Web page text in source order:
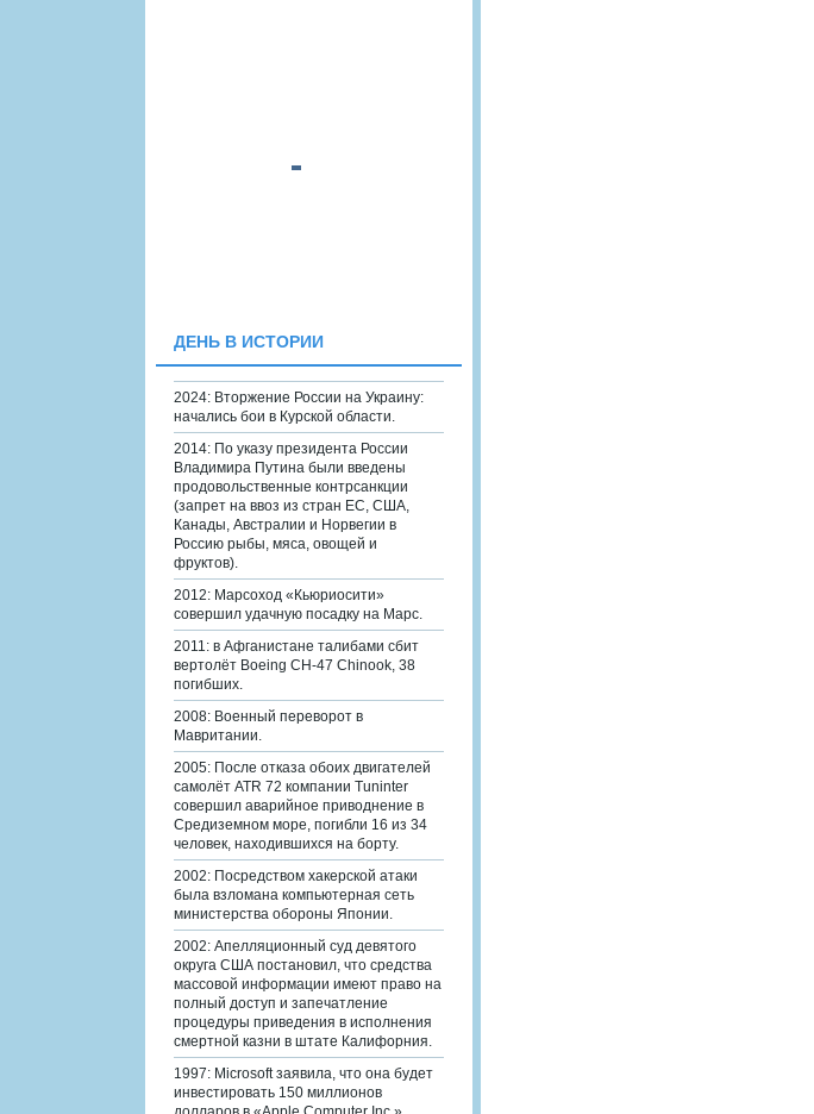
ДЕНЬ В ИСТОРИИ
2024: Вторжение России на Украину:
начались бои в Курской области.
2014: По указу президента России
Владимира Путина были введены
продовольственные контрсанкции
(запрет на ввоз из стран ЕС, США,
Канады, Австралии и Норвегии в
Россию рыбы, мяса, овощей и
фруктов).
2012: Марсоход «Кьюриосити»
совершил удачную посадку на Марс.
2011: в Афганистане талибами сбит
вертолёт Boeing CH-47 Chinook, 38
погибших.
2008: Военный переворот в
Мавритании.
2005: После отказа обоих двигателей
самолёт ATR 72 компании Tuninter
совершил аварийное приводнение в
Средиземном море, погибли 16 из 34
человек, находившихся на борту.
2002: Посредством хакерской атаки
была взломана компьютерная сеть
министерства обороны Японии.
2002: Апелляционный суд девятого
округа США постановил, что средства
массовой информации имеют право на
полный доступ и запечатление
процедуры приведения в исполнения
смертной казни в штате Калифорния.
1997: Microsoft заявила, что она будет
инвестировать 150 миллионов